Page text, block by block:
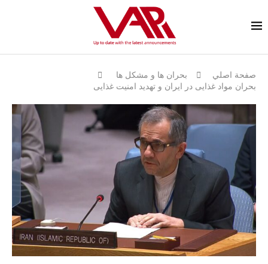
صفحة اصلي
بحران ها و مشكل ها
بحران مواد غذایی در ايران و تهدید امنیت غذایی